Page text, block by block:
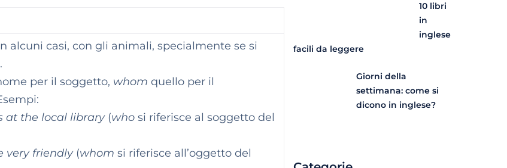
alcuni casi, con gli animali, specialmente se si
per il soggetto, whom quello per il
at the local library(who si riferisce al soggetto del
very friendly (whom si riferisce all’oggetto del
10 libri
in
inglese
facili da leggere
Giorni della
settimana: come si
dicono in inglese?